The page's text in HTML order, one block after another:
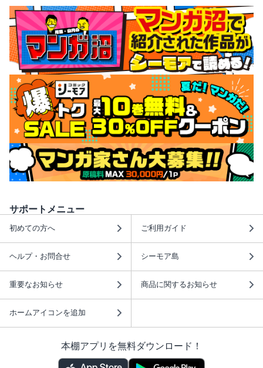
サポートメニュー
初めての方へ ご利用ガイド
ヘルプ・お問合せ シーモア島
重要なお知らせ 商品に関するお知らせ
ホームアイコンを追加
本棚アプリを無料ダウンロード！